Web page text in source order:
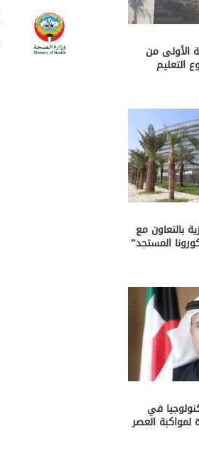
الأولى من
التعليم
بالتعاون مع
المستجد”
في
لمواكبة العصر